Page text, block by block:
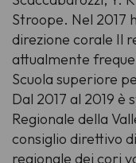
Stroope. Nel 2017
direzione corale Il
attualmente
Scuola superiore
Dal 2017 al 2019
Regionale della
consiglio direttivo
regionale dei cori